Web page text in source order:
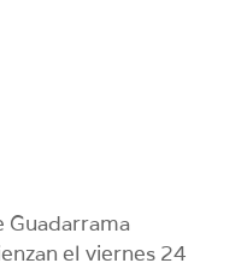
Guadarrama
el viernes 24